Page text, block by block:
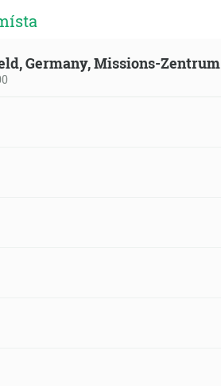
Germany, Missions-Zentrum